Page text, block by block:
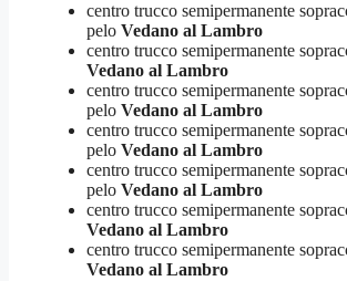
centro trucco semipermanente
pelo Vedano al Lambro
centro trucco semipermanente
Vedano al Lambro
centro trucco semipermanente
pelo Vedano al Lambro
centro trucco semipermanente
pelo Vedano al Lambro
centro trucco semipermanente
pelo Vedano al Lambro
centro trucco semipermanente
Vedano al Lambro
centro trucco semipermanente
Vedano al Lambro